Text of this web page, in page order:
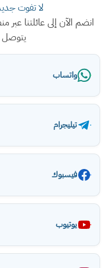
لا تفوت
انضم الآن إلى عائلتنا
واتساب
تيليجرام
فيسبوك
يوتيوب